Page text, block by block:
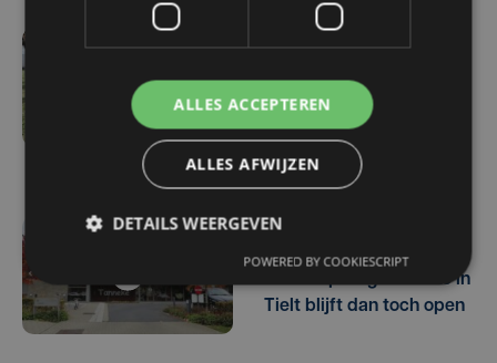
Geen opvangplek voor
heel wat baby's en
peuters
Kinderopvang Tanneke in
Tielt blijft dan toch open
ALLES ACCEPTEREN
ALLES AFWIJZEN
DETAILS WEERGEVEN
POWERED BY COOKIESCRIPT